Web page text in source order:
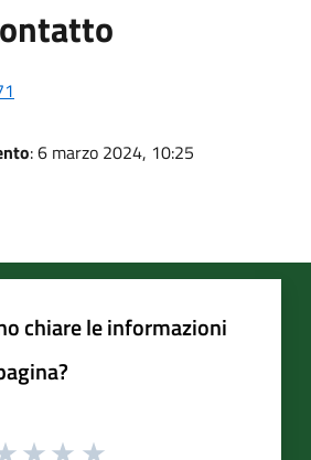
: 6 marzo 2024, 10:25
chiare le informazioni